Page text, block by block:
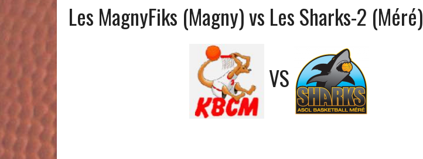
Les MagnyFiks (Magny) vs Les Sharks-2 (Méré)
VS